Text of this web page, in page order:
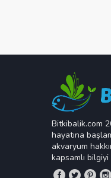
Bitkibalik.com
hayatına
akvaryum
kapsamlı